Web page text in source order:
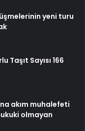
yeni turu
Taşıt Sayısı 166
akım muhalefeti
olmayan